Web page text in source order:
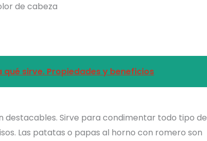
de cabeza
sirve. Propiedades y beneficios
destacables. Sirve para condimentar todo tipo de
Las patatas o papas al horno con romero son